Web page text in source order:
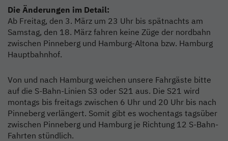
Die Änderungen im Detail:
Ab Freitag, den 3. März um 23 Uhr bis spätnachts am
Samstag, den 18. März fahren keine Züge der nordbahn
zwischen Pinneberg und Hamburg-Altona bzw. Hamburg
Hauptbahnhof.
Von und nach Hamburg weichen unsere Fahrgäste bitte
auf die S-Bahn-Linien S3 oder S21 aus. Die S21 wird
montags bis freitags zwischen 6 Uhr und 20 Uhr bis nach
Pinneberg verlängert. Somit gibt es wochentags tagsüber
zwischen Pinneberg und Hamburg je Richtung 12 S-Bahn-
Fahrten stündlich.